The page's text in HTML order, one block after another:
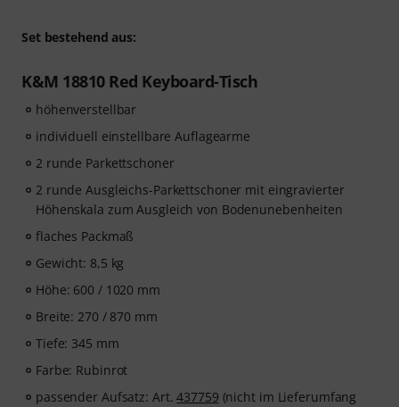
Set bestehend aus:
K&M 18810 Red Keyboard-Tisch
höhenverstellbar
individuell einstellbare Auflagearme
2 runde Parkettschoner
2 runde Ausgleichs-Parkettschoner mit eingravierter
Höhenskala zum Ausgleich von Bodenunebenheiten
flaches Packmaß
Gewicht: 8,5 kg
Höhe: 600 / 1020 mm
Breite: 270 / 870 mm
Tiefe: 345 mm
Farbe: Rubinrot
passender Aufsatz: Art.437759 (nicht im Lieferumfang